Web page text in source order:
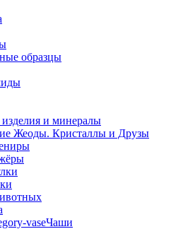
образцы
и минералы
Жеоды. Кристаллы и Друзы
Чаши